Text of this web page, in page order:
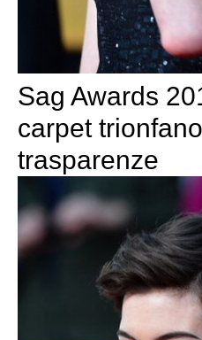
Sag Awards
carpet
trasparenze